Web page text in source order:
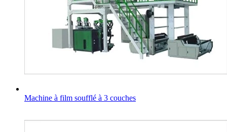
Machine à film soufflé à 3 couches